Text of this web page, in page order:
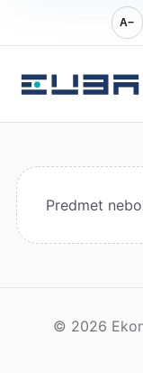
A−
Predmet
© 2026